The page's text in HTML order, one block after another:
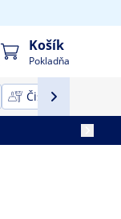
Košík
Pokladňa
Čistiace